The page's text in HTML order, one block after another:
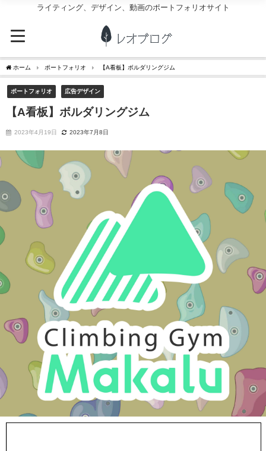
ライティング、デザイン、動画のポートフォリオサイト
ホーム ポートフォリオ 【A看板】ボルダリングジム
ポートフォリオ 広告デザイン
【A看板】ボルダリングジム
2023年4月19日 2023年7月8日